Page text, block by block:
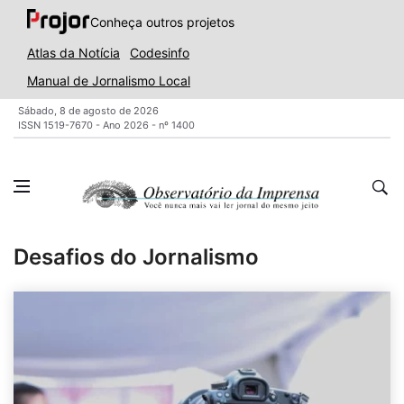
Conheça outros projetos
Atlas da Notícia
Codesinfo
Manual de Jornalismo Local
Sábado, 8 de agosto de 2026
ISSN 1519-7670 - Ano 2026 - nº 1400
Desafios do Jornalismo